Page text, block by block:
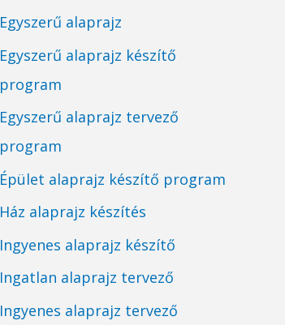
Egyszerű alaprajz
Egyszerű alaprajz készítő
program
Egyszerű alaprajz tervező
program
Épület alaprajz készítő program
Ház alaprajz készítés
Ingyenes alaprajz készítő
Ingatlan alaprajz tervező
Ingyenes alaprajz tervező